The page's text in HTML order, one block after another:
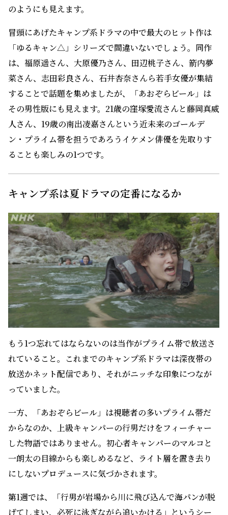
のようにも見えます。
冒頭にあげたキャンプ系ドラマの中で最大のヒット作は
「ゆるキャン△」シリーズで間違いないでしょう。同作
は、福原遥さん、大原優乃さん、田辺桃子さん、箭内夢
菜さん、志田彩良さん、石井杏奈さんら若手女優が集結
することで話題を集めましたが、「あおぞらビール」は
その男性版にも見えます。21歳の窪塚愛流さんと藤岡真威
人さん、19歳の南出凌嘉さんという近未来のゴールデ
ン・プライム帯を担うであろうイケメン俳優を先取りす
ることも楽しみの1つです。
キャンプ系は夏ドラマの定番になるか
もう1つ忘れてはならないのは当作がプライム帯で放送さ
れていること。これまでのキャンプ系ドラマは深夜帯の
放送かネット配信であり、それがニッチな印象につなが
っていました。
一方、「あおぞらビール」は視聴者の多いプライム帯だ
からなのか、上級キャンパーの行男だけをフィーチャー
した物語ではありません。初心者キャンパーのマルコと
一朗太の目線からも楽しめるなど、ライト層を置き去り
にしないプロデュースに気づかされます。
第1週では、「行男が岩場から川に飛び込んで海パンが脱
げてしまい、必死に泳ぎながら追いかける」というシー